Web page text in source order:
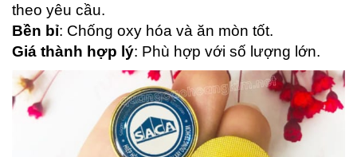
theo yêu cầu.
Bền bỉ: Chống oxy hóa và ăn mòn tốt.
Giá thành hợp lý: Phù hợp với số lượng lớn.